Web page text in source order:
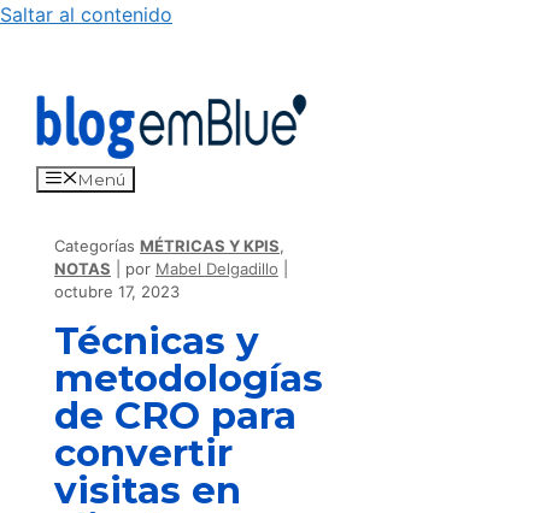
Saltar al contenido
Menú
Categorías MÉTRICAS Y KPIS,
NOTAS
por Mabel Delgadillo
octubre 17, 2023
Técnicas y
metodologías
de CRO para
convertir
visitas en